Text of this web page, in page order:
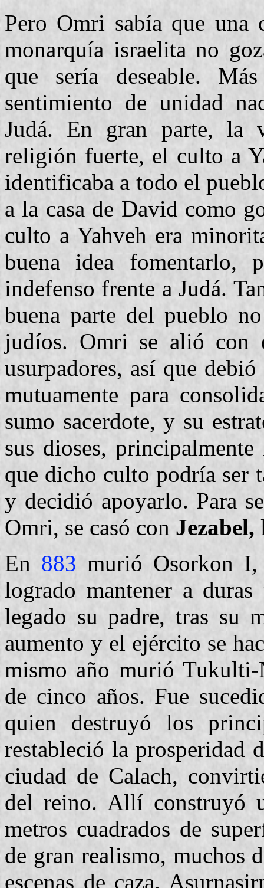
Pero Omri sabía que
monarquía israelita no
que sería deseable.
sentimiento de unidad
Judá. En gran parte, la
religión fuerte, el culto a
identificaba a todo el
a la casa de David como
culto a Yahveh era
buena idea fomentarlo,
indefenso frente a Judá.
buena parte del pueblo
judíos. Omri se alió con
usurpadores, así que
mutuamente para
sumo sacerdote, y su
sus dioses,
que dicho culto podría ser
y decidió apoyarlo. Para
Omri, se casó con Jezabel,
En 883 murió Osorkon
logrado mantener a
legado su padre, tras su
aumento y el ejército se
mismo año murió
de cinco años. Fue
quien destruyó los
restableció la prosperidad
ciudad de Calach,
del reino. Allí construyó
metros cuadrados de
de gran realismo, muchos
escenas de caza.